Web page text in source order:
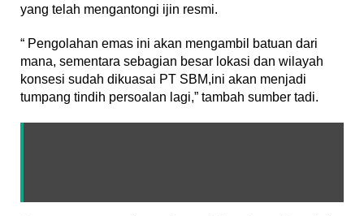
yang telah mengantongi ijin resmi.
“ Pengolahan emas ini akan mengambil batuan dari
mana, sementara sebagian besar lokasi dan wilayah
konsesi sudah dikuasai PT SBM,ini akan menjadi
tumpang tindih persoalan lagi,” tambah sumber tadi.